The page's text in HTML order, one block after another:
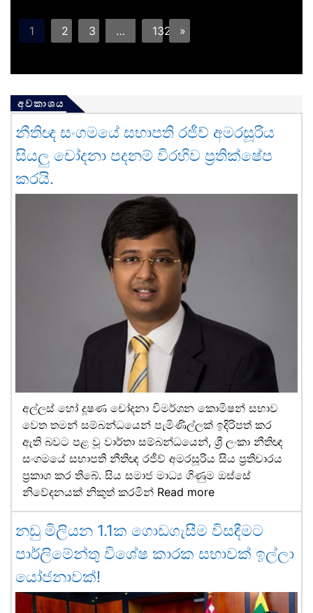
1 2 3 … 132 »
අවකාශය
නීතිඥ සංගමයේ සභාපති රජීව් අමරසූරිය
සියලු චෝදනා පදනම් විරහිව ප්‍රතික්ෂේප
කරයි.
අල්ලස් හෝ දූෂණ චෝදනා විමර්ශන කොමිෂන් සභාව
වෙත තමන් සම්බන්ධයෙන් පැමිණිල්ලක් ඉදිරිපත් කර
ඇති බවට පළ වූ වාර්තා සම්බන්ධයෙන්, ශ්‍රී ලංකා නීතිඥ
සංගමයේ සභාපති නීතිඥ රජීව් අමරසූරිය සිය ප්‍රතිචාරය
ප්‍රකාශ කර තිබේ. සිය සමාජ මාධ්‍ය ගිණුම ඔස්සේ
නිවේදනයක් නිකුත් කරමින් Read more
නඩු මිලියන 1.1ක ගොඩගැසීම විසඳීමට
පාර්ලිමේන්තු විශේෂ කාරක සභාවක් ඉල්ලා
යෝජනාවක්!